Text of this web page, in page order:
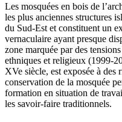
Les mosquées en bois de
les plus anciennes structures
du Sud-Est et constituent un
vernaculaire ayant presque
zone marquée par des
ethniques et religieux (1999-
XVe siècle, est exposée à des
conservation de la mosquée
formation en situation de
les savoir-faire traditionnels.